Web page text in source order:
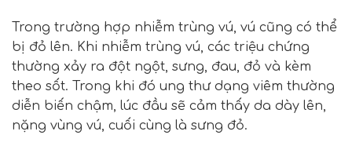
Trong trường hợp nhiễm trùng vú, vú cũng có thể
bị đỏ lên. Khi nhiễm trùng vú, các triệu chứng
thường xảy ra đột ngột, sưng, đau, đỏ và kèm
theo sốt. Trong khi đó ung thư dạng viêm thường
diễn biến chậm, lúc đầu sẽ cảm thấy da dày lên,
nặng vùng vú, cuối cùng là sưng đỏ.